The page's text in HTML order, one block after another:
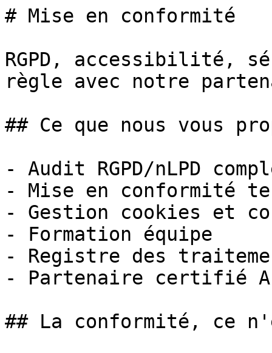
# Mise en conformité
RGPD, accessibilité,
règle avec notre
## Ce que nous vous
- Audit RGPD/nLPD
- Mise en conformité
- Gestion cookies et
- Formation équipe
- Registre des
- Partenaire certifié
## La conformité, ce